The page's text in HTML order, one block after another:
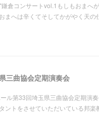
倉コンサートvol.1もしもおまへ
まへは辛くてそしてかがやく天の
三曲協会定期演奏会
ル第33回埼玉県三曲協会定期演
ントをさせていただいている邦